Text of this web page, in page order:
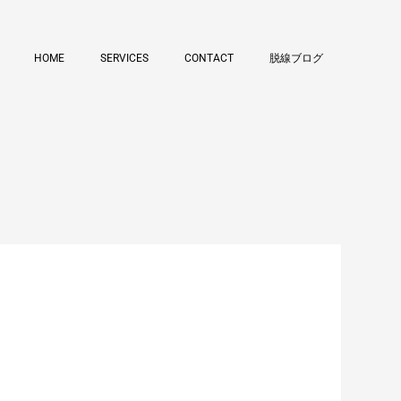
HOME SERVICES CONTACT 脱線ブログ